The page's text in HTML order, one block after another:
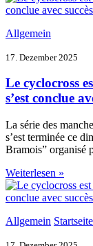
Allgemein
17. Dezember 2025
Le cyclocross
s’est conclue
La série des
s’est terminée ce
Bramois” organisé
Weiterlesen »
Allgemein Startseite